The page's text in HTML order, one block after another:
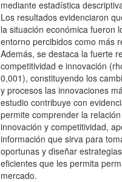
mediante estadística
Los resultados evidenciaron
la situación económica fueron
entorno percibidos como más
Además, se destaca la fuerte
competitividad e innovación
0,001), constituyendo los
y procesos las innovaciones
estudio contribuye con
permite comprender la
innovación y competitividad,
información que sirva para
oportunas y diseñar
eficientes que les permita
mercado.